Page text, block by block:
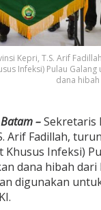
Kepri, T.S. Arif
Infeksi) Pulau
dana
Batam –Sekretaris
Arif Fadillah,
Khusus Infeksi)
dana hibah dari
digunakan